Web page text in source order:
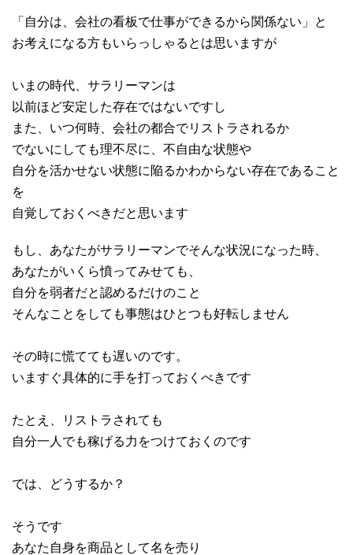
「自分は、会社の看板で仕事ができるから関係ない」と
お考えになる方もいらっしゃるとは思いますが
いまの時代、サラリーマンは
以前ほど安定した存在ではないですし
また、いつ何時、会社の都合でリストラされるか
でないにしても理不尽に、不自由な状態や
自分を活かせない状態に陥るかわからない存在であること
を
自覚しておくべきだと思います
もし、あなたがサラリーマンでそんな状況になった時、
あなたがいくら憤ってみせても、
自分を弱者だと認めるだけのこと
そんなことをしても事態はひとつも好転しません
その時に慌てても遅いのです。
いますぐ具体的に手を打っておくべきです
たとえ、リストラされても
自分一人でも稼げる力をつけておくのです
では、どうするか？
そうです
あなた自身を商品として名を売り